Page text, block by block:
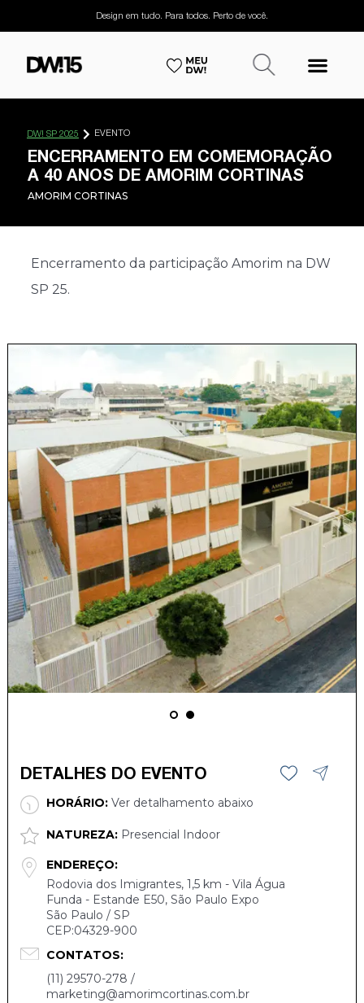
Design em tudo. Para todos. Perto de você.
DW! SP 2025 EVENTO
ENCERRAMENTO EM COMEMORAÇÃO
A 40 ANOS DE AMORIM CORTINAS
AMORIM CORTINAS
Encerramento da participação Amorim na DW
SP 25.
DETALHES DO EVENTO
HORÁRIO:Ver detalhamento abaixo
NATUREZA:Presencial Indoor
ENDEREÇO:
Rodovia dos Imigrantes, 1,5 km - Vila Água
Funda - Estande E50, São Paulo Expo
São Paulo / SP
CEP:04329-900
CONTATOS:
(11) 29570-278 /
marketing@amorimcortinas.com.br